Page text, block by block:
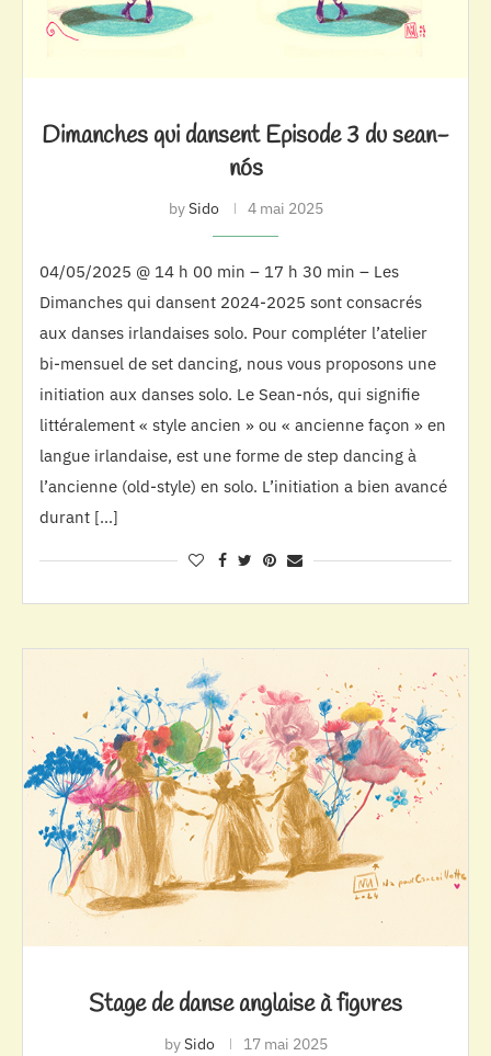
Dimanches qui dansent Episode 3 du sean-
nós
bySido 4 mai 2025
04/05/2025 @ 14 h 00 min – 17 h 30 min – Les
Dimanches qui dansent 2024-2025 sont consacrés
aux danses irlandaises solo. Pour compléter l’atelier
bi-mensuel de set dancing, nous vous proposons une
initiation aux danses solo. Le Sean-nós, qui signifie
littéralement « style ancien » ou « ancienne façon » en
langue irlandaise, est une forme de step dancing à
l’ancienne (old-style) en solo. L’initiation a bien avancé
durant […]
Stage de danse anglaise à figures
bySido 17 mai 2025